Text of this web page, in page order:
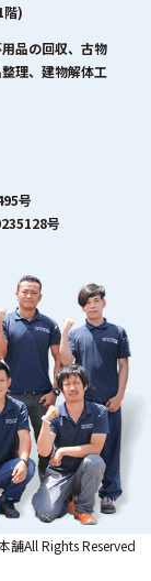
階)
品の回収、古物
理、建物解体工
号
号
舗All Rights Reserved